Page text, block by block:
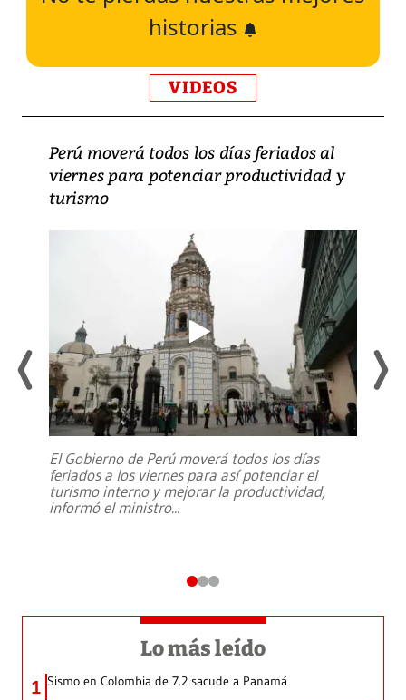
historias
VIDEOS
Perú moverá todos los días feriados al
viernes para potenciar productividad y
turismo
El Gobierno de Perú moverá todos los días
feriados a los viernes para así potenciar el
turismo interno y mejorar la productividad,
informó el ministro...
Lo más leído
1 Sismo en Colombia de 7.2 sacude a Panamá